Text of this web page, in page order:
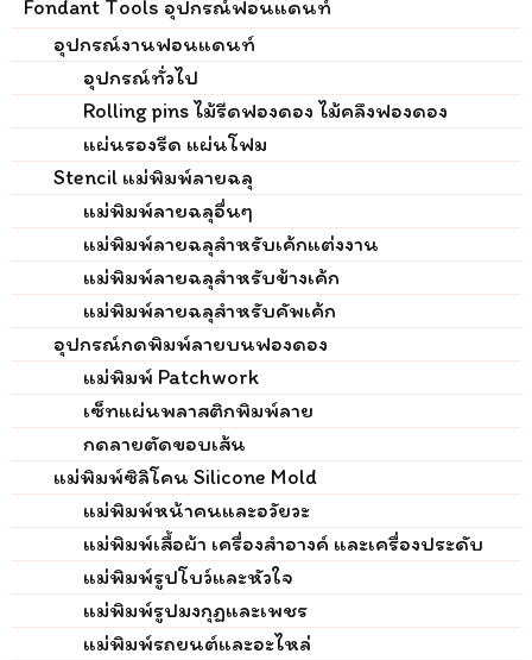
Fondant Tools อุปกรณ์ฟอนแดนท์
อุปกรณ์งานฟอนแดนท์
อุปกรณ์ทั่วไป
Rolling pins ไม้รีดฟองดอง ไม้คลึงฟองดอง
แผ่นรองรีด แผ่นโฟม
Stencil แม่พิมพ์ลายฉลุ
แม่พิมพ์ลายฉลุอื่นๆ
แม่พิมพ์ลายฉลุสำหรับเค้กแต่งงาน
แม่พิมพ์ลายฉลุสำหรับข้างเค้ก
แม่พิมพ์ลายฉลุสำหรับคัพเค้ก
อุปกรณ์กดพิมพ์ลายบนฟองดอง
แม่พิมพ์ Patchwork
เซ็ทแผ่นพลาสติกพิมพ์ลาย
กดลายตัดขอบเส้น
แม่พิมพ์ซิลิโคน Silicone Mold
แม่พิมพ์หน้าคนและอวัยวะ
แม่พิมพ์เสื้อผ้า เครื่องสำอางค์ และเครื่องประดับ
แม่พิมพ์รูปโบว์และหัวใจ
แม่พิมพ์รูปมงกุฏและเพชร
แม่พิมพ์รถยนต์และอะไหล่